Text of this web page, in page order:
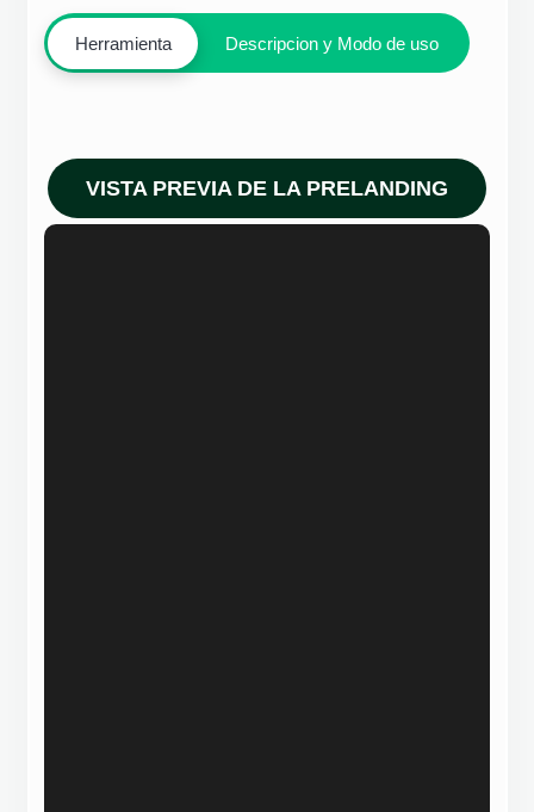
Herramienta Descripcion y Modo de uso
VISTA PREVIA DE LA PRELANDING